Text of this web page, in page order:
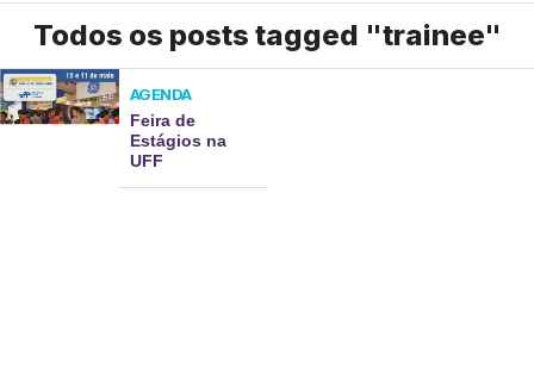
Todos os posts tagged "trainee"
AGENDA
Feira de
Estágios na
UFF